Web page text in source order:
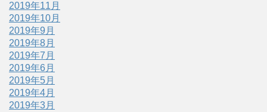
2019年11月
2019年10月
2019年9月
2019年8月
2019年7月
2019年6月
2019年5月
2019年4月
2019年3月